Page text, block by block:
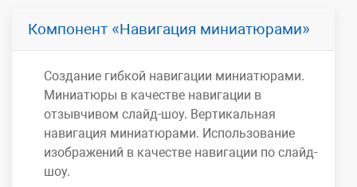
Компонент Навигация миниатюрами
Создание гибкой навигации миниатюрами.
Миниатюры в качестве навигации в
отзывчивом слайд-шоу. Вертикальная
навигация миниатюрами. Использование
изображений в качестве навигации по слайд-
шоу.